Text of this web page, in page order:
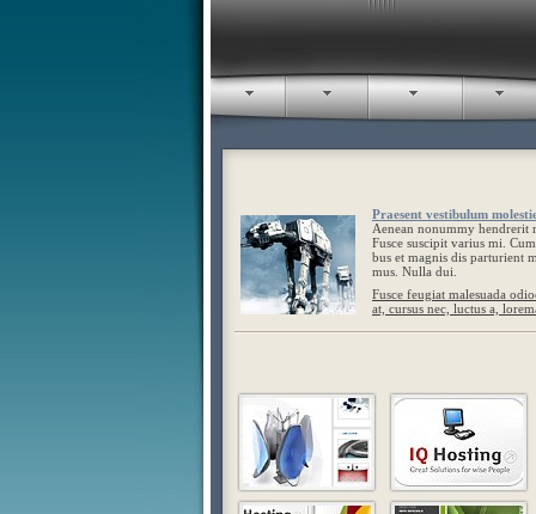
Praesent vestibulum
Aenean nonummy hendrerit
Fusce suscipit varius mi.
bus et magnis dis parturient
mus. Nulla dui.
Fusce feugiat malesuada
at, cursus nec, luctus a,